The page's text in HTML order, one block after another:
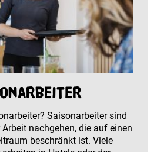
Saisonarbeiter sind
nachgehen, die auf einen
beschränkt ist. Viele